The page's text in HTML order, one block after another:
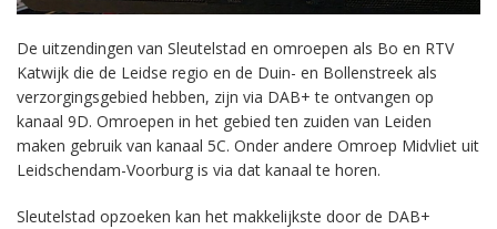
De uitzendingen van Sleutelstad en omroepen als Bo en RTV
Katwijk die de Leidse regio en de Duin- en Bollenstreek als
verzorgingsgebied hebben, zijn via DAB+ te ontvangen op
kanaal 9D. Omroepen in het gebied ten zuiden van Leiden
maken gebruik van kanaal 5C. Onder andere Omroep Midvliet uit
Leidschendam-Voorburg is via dat kanaal te horen.
Sleutelstad opzoeken kan het makkelijkste door de DAB+